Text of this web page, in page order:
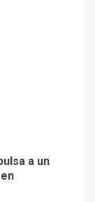
a un